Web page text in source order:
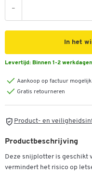
-
In het
Levertijd: Binnen 1-2
Aankoop op factuur mogelijk
Gratis retourneren
Product- en
Productbeschrijving
Deze snijplotter is geschikt
vermindert het risico op